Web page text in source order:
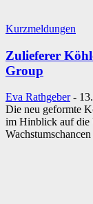
Kurzmeldungen
Zulieferer
Group
Eva Rathgeber -
Die neu geformte
im Hinblick auf die